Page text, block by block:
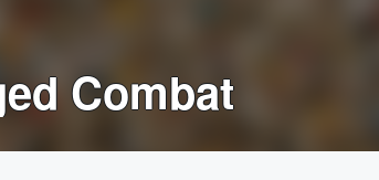
Combat